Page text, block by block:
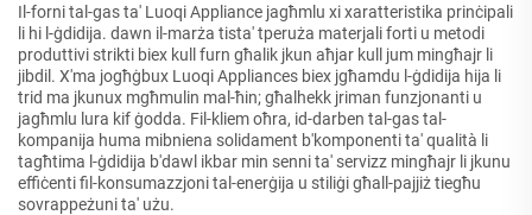
Il-forni tal-gas ta' Luoqi Appliance jagħmlu xi xaratteristika prinċipali
li hi l-ġdidija. dawn il-marża tista' tperuża materjali forti u metodi
produttivi strikti biex kull furn għalik jkun aħjar kull jum mingħajr li
jibdil. X'ma jogħġbux Luoqi Appliances biex jgħamdu l-ġdidija hija li
trid ma jkunux mgħmulin mal-ħin; għalhekk jriman funzjonanti u
jagħmlu lura kif ġodda. Fil-kliem oħra, id-darben tal-gas tal-
kompanija huma mibniena solidament b'komponenti ta' qualità li
tagħtima l-ġdidija b'dawl ikbar min senni ta' servizz mingħajr li jkunu
effiċenti fil-konsumazzjoni tal-enerġija u stiliġi għall-pajjiż tiegħu
sovrappeżuni ta' użu.